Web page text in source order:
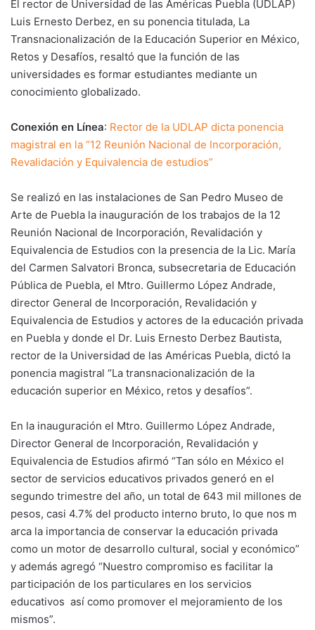
El rector de Universidad de las Américas Puebla (UDLAP)
Luis Ernesto Derbez, en su ponencia titulada, La
Transnacionalización de la Educación Superior en México,
Retos y Desafíos, resaltó que la función de las
universidades es formar estudiantes mediante un
conocimiento globalizado.
Conexión en Línea: Rector de la UDLAP dicta ponencia
magistral en la “12 Reunión Nacional de Incorporación,
Revalidación y Equivalencia de estudios”
Se realizó en las instalaciones de San Pedro Museo de
Arte de Puebla la inauguración de los trabajos de la 12
Reunión Nacional de Incorporación, Revalidación y
Equivalencia de Estudios con la presencia de la Lic. María
del Carmen Salvatori Bronca, subsecretaria de Educación
Pública de Puebla, el Mtro. Guillermo López Andrade,
director General de Incorporación, Revalidación y
Equivalencia de Estudios y actores de la educación privada
en Puebla y donde el Dr. Luis Ernesto Derbez Bautista,
rector de la Universidad de las Américas Puebla, dictó la
ponencia magistral “La transnacionalización de la
educación superior en México, retos y desafíos”.
En la inauguración el Mtro. Guillermo López Andrade,
Director General de Incorporación, Revalidación y
Equivalencia de Estudios afirmó “Tan sólo en México el
sector de servicios educativos privados generó en el
segundo trimestre del año, un total de 643 mil millones de
pesos, casi 4.7% del producto interno bruto, lo que nos m
arca la importancia de conservar la educación privada
como un motor de desarrollo cultural, social y económico”
y además agregó “Nuestro compromiso es facilitar la
participación de los particulares en los servicios
educativos así como promover el mejoramiento de los
mismos”.